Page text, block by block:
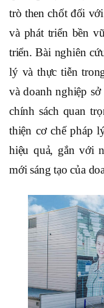
trò then chốt đối
và phát triển bền
triển.Bài nghiên
lý và thực tiễn
và doanh nghiệp
chính sách quan
thiện cơ chế pháp
hiệu quả, gắn với
mới sáng tạo của